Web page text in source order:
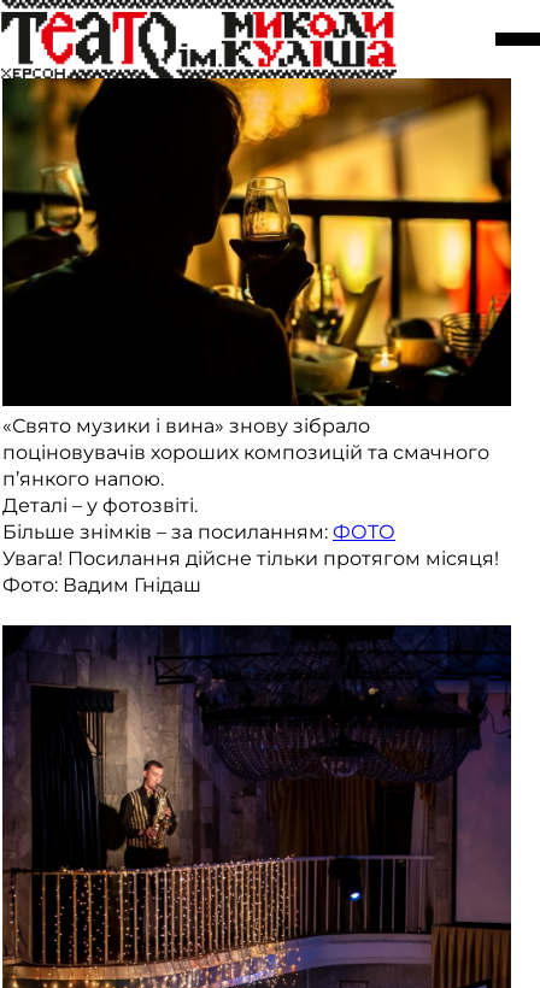
Фотозвіт із солодкого свята
03 грудня
«Свято музики і вина» знову зібрало
поціновувачів хороших композицій та смачного
п’янкого напою.
Деталі – у фотозвіті.
Більше знімків – за посиланням: ФОТО
Увага! Посилання дійсне тільки протягом місяця!
Фото: Вадим Гнідаш